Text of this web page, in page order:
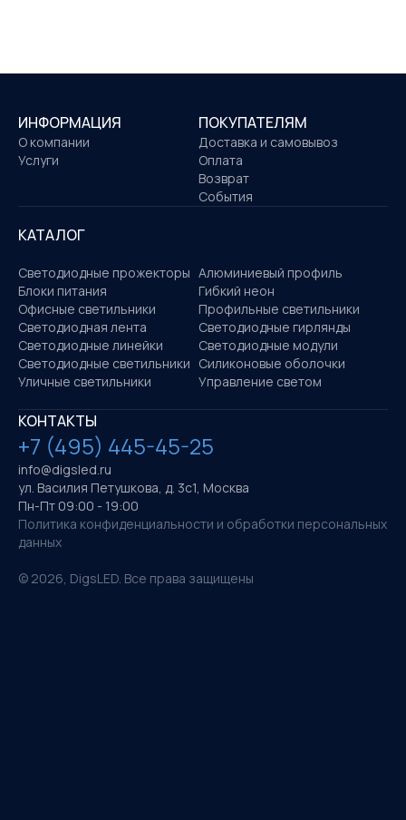
ИНФОРМАЦИЯ
О компании
Услуги
ПОКУПАТЕЛЯМ
Доставка и самовывоз
Оплата
Возврат
События
КАТАЛОГ
Светодиодные прожекторы Алюминиевый профиль
Блоки питания
Гибкий неон
Офисные светильники
Профильные светильники
Светодиодная лента
Светодиодные гирлянды
Светодиодные линейки
Светодиодные модули
Светодиодные светильники Силиконовые оболочки
Уличные светильники
Управление светом
КОНТАКТЫ
+7 (495) 445-45-25
info@digsled.ru
ул. Василия Петушкова, д. 3с1, Москва
Пн-Пт 09:00 - 19:00
Политика конфиденциальности и обработки персональных
данных
© 2026, DigsLED. Все права защищены